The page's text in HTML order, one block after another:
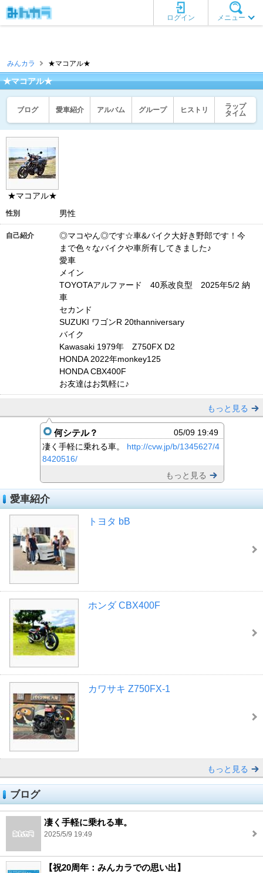
メニュー
ログイン
みんカラ ★マコアル★
★マコアル★
ブログ 愛車紹介 アルバム グループ ヒストリ
ラップ
タイム
★マコアル★
性別 男性
自己紹介
◎マコやん◎です☆車&バイク大好き野郎です！今
まで色々なバイクや車所有してきました♪
愛車
メイン
TOYOTAアルファード 40系改良型 2025年5/2 納
車
セカンド
SUZUKI ワゴンR 20thanniversary
バイク
Kawasaki 1979年 Z750FX D2
HONDA 2022年monkey125
HONDA CBX400F
お友達はお気軽に♪
もっと見る
何シテル？
05/09 19:49
凄く手軽に乗れる車。 http://cvw.jp/b/1345627/4
8420516/
もっと見る
愛車紹介
トヨタ bB
ホンダ CBX400F
カワサキ Z750FX-1
もっと見る
ブログ
凄く手軽に乗れる車。
2025/5/9 19:49
【祝20周年：みんカラでの思い出】